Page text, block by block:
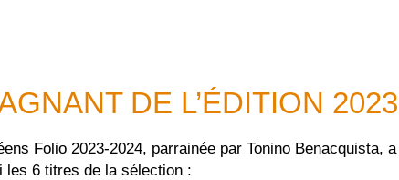
DE L’ÉDITION
Folio 2023-2024, parrainée par Tonino Benacquista,
les 6 titres de la sélection :